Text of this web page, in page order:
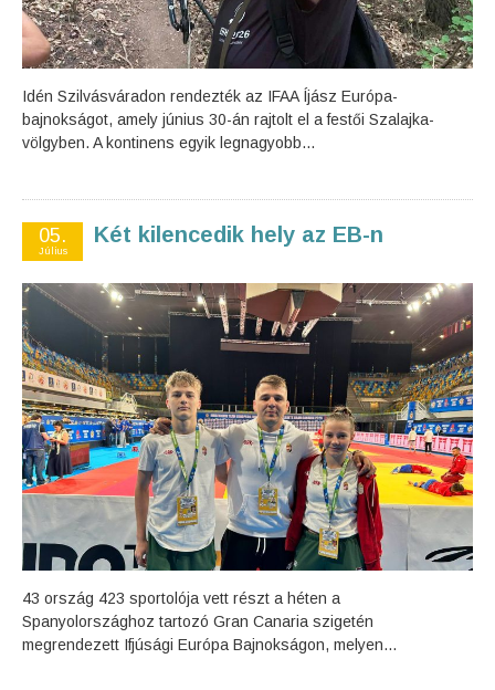
Idén Szilvásváradon rendezték az IFAA Íjász Európa-
bajnokságot, amely június 30-án rajtolt el a festői Szalajka-
völgyben. A kontinens egyik legnagyobb...
05.
Július
Két kilencedik hely az EB-n
43 ország 423 sportolója vett részt a héten a
Spanyolországhoz tartozó Gran Canaria szigetén
megrendezett Ifjúsági Európa Bajnokságon, melyen...